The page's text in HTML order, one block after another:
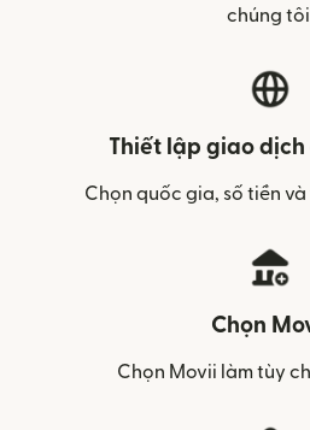
chúng
Thiết lập giao dịch
Chọn quốc gia, số tiền
Chọn
Chọn Movii làm tùy